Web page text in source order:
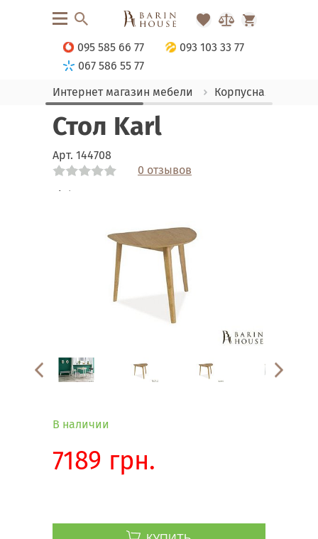
095 585 66 77
093 103 33 77
067 586 55 77
Интернет магазин мебели
Корпусная мебель
Стол Karl
Арт. 144708
0 отзывов
Link
Link
Link
Link
В наличии
7189 грн.